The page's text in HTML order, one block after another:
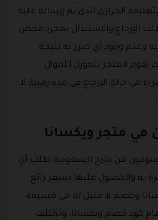
الحراري الذي تم إرساله عليه
الإرجاع والاستبدال بمجرد فحص
وعدم وجود أي ضرر به نتيجة
المتجر بتحويل الأموال
في حالة الإرجاع في مدة زمنية لا
متجر ويكسانا
من خارج السعودية طلب أي
به والحصول عليها بسعر رائع
وخصم لا مثيل له في قسيمة
كود خصم ويكسانا، وتختلف